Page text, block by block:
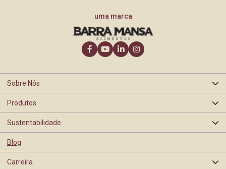
uma marca
Sobre Nós
Nossa história
Produtos
Barra Mansa
Sustentabilidade
Blog
Carreira